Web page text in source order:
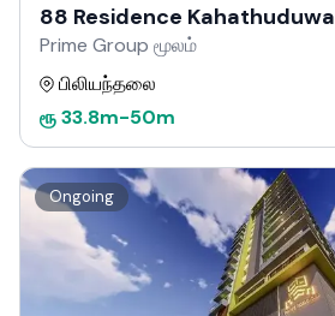
88 Residence Kahathuduwa
Prime Group மூலம்
பிலியந்தலை
ரூ33.8m-50m
Ongoing